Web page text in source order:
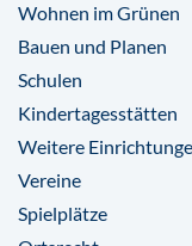
Wohnen im Grünen
Bauen und Planen
Schulen
Kindertagesstätten
Weitere
Vereine
Spielplätze